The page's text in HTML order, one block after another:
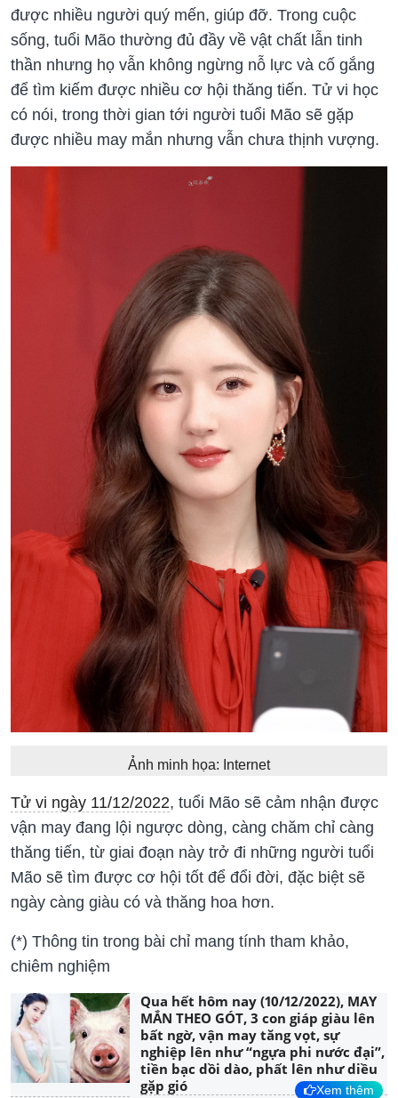
được nhiều người quý mến, giúp đỡ. Trong cuộc
sống, tuổi Mão thường đủ đầy về vật chất lẫn tinh
thần nhưng họ vẫn không ngừng nỗ lực và cố gắng
để tìm kiếm được nhiều cơ hội thăng tiến. Tử vi học
có nói, trong thời gian tới người tuổi Mão sẽ gặp
được nhiều may mắn nhưng vẫn chưa thịnh vượng.
Ảnh minh họa: Internet
Tử vi ngày 11/12/2022, tuổi Mão sẽ cảm nhận được
vận may đang lội ngược dòng, càng chăm chỉ càng
thăng tiến, từ giai đoạn này trở đi những người tuổi
Mão sẽ tìm được cơ hội tốt để đổi đời, đặc biệt sẽ
ngày càng giàu có và thăng hoa hơn.
(*) Thông tin trong bài chỉ mang tính tham khảo,
chiêm nghiệm
Qua hết hôm nay (10/12/2022), MAY
MẮN THEO GÓT, 3 con giáp giàu lên
bất ngờ, vận may tăng vọt, sự
nghiệp lên như “ngựa phi nước đại”,
tiền bạc dồi dào, phất lên như diều
gặp gió
Xem thêm